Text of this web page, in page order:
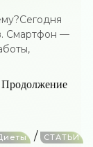
Смартфон —
Продолжение
/ СТАТЬИ